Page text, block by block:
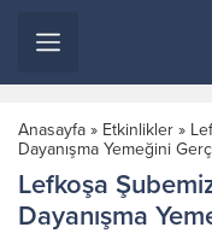
Anasayfa » Etkinlikler »
Dayanışma Yemeğini
Lefkoşa
Dayanışma